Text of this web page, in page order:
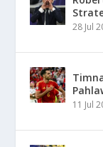
28 Jul
11 Jul